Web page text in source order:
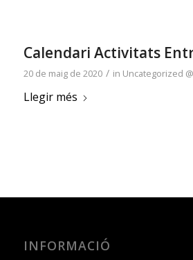
Calendari Activitats
20 de maig de 2020 / in Uncategorized
Llegir més
INFORMACIÓ